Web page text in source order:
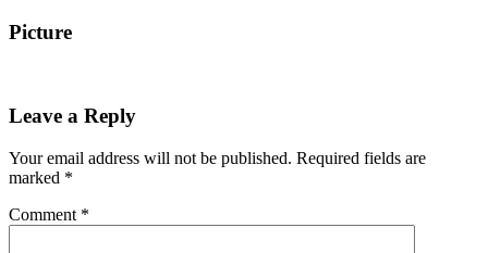
Picture
Leave a Reply
Your email address will not be published. Required fields are
marked *
Comment *